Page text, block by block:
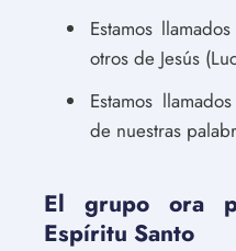
Estamos
otros de Jesús
Estamos
de nuestras
El grupo ora
Espíritu Santo